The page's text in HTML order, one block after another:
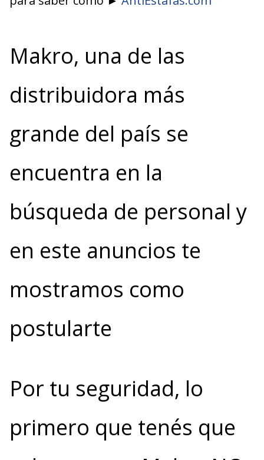
Makro, una de las
distribuidora más
grande del país se
encuentra en la
búsqueda de personal y
en este anuncios te
mostramos como
postularte
Por tu seguridad, lo
primero que tenés que